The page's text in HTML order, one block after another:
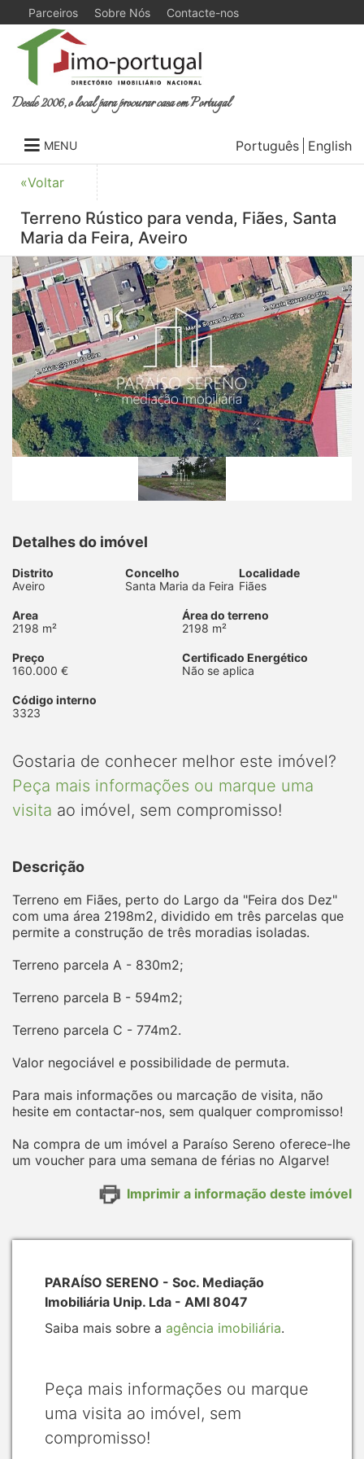
Parceiros Sobre Nós Contacte-nos
Desde 2006, o local para procurar casa em Portugal
MENU Português English
«Voltar
Terreno Rústico para venda, Fiães, Santa
Maria da Feira, Aveiro
Detalhes do imóvel
Distrito
Aveiro
Concelho
Santa Maria da Feira
Localidade
Fiães
Area
2198 m²
Área do terreno
2198 m²
Preço
160.000 €
Certificado Energético
Não se aplica
Código interno
3323
Gostaria de conhecer melhor este imóvel?
Peça mais informações ou marque uma
visita ao imóvel, sem compromisso!
Descrição
Terreno em Fiães, perto do Largo da "Feira dos Dez"
com uma área 2198m2, dividido em três parcelas que
permite a construção de três moradias isoladas.
Terreno parcela A - 830m2;
Terreno parcela B - 594m2;
Terreno parcela C - 774m2.
Valor negociável e possibilidade de permuta.
Para mais informações ou marcação de visita, não
hesite em contactar-nos, sem qualquer compromisso!
Na compra de um imóvel a Paraíso Sereno oferece-lhe
um voucher para uma semana de férias no Algarve!
Imprimir a informação deste imóvel
PARAÍSO SERENO - Soc. Mediação
Imobiliária Unip. Lda - AMI 8047
Saiba mais sobre a agência imobiliária.
Peça mais informações ou marque
uma visita ao imóvel, sem
compromisso!